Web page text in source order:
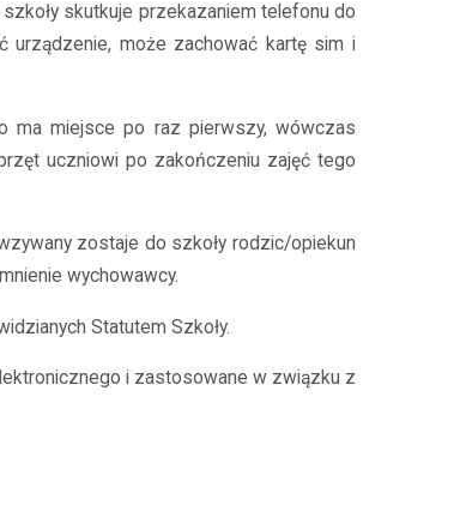
skutkuje przekazaniem telefonu do
urządzenie, może zachować kartę sim i
ma miejsce po raz pierwszy, wówczas
uczniowi po zakończeniu zajęć tego
zostaje do szkoły rodzic/opiekun
wychowawcy.
Statutem Szkoły.
i zastosowane w związku z